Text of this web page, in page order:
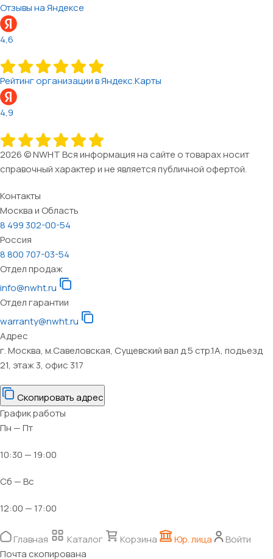
Отзывы на Яндексе
4,6
Рейтинг организации в Яндекс.Карты
4,9
2026 © NWHT Вся информация на сайте о товарах носит
справочный характер и не является публичной офертой.
Контакты
Москва и Область
8 499 302-00-54
Россия
8 800 707-03-54
Отдел продаж
info@nwht.ru
Отдел гарантии
warranty@nwht.ru
Адрес
г. Москва, м.Савеловская, Сущевский вал д.5 стр.1А, подъезд
21, этаж 3, офис 317
Скопировать адрес
График работы
Пн — Пт
10:30 — 19:00
Сб — Вс
12:00 — 17:00
Главная Каталог Корзина Юр. лица
Войти
Почта скопирована